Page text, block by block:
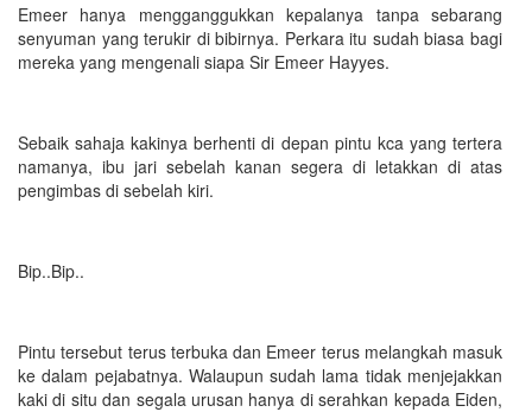
Emeer hanya mengganggukkan kepalanya tanpa sebarang
senyuman yang terukir di bibirnya. Perkara itu sudah biasa bagi
mereka yang mengenali siapa Sir Emeer Hayyes.
Sebaik sahaja kakinya berhenti di depan pintu kca yang tertera
namanya, ibu jari sebelah kanan segera di letakkan di atas
pengimbas di sebelah kiri.
Bip..Bip..
Pintu tersebut terus terbuka dan Emeer terus melangkah masuk
ke dalam pejabatnya. Walaupun sudah lama tidak menjejakkan
kaki di situ dan segala urusan hanya di serahkan kepada Eiden,